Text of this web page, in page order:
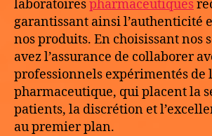
laboratoirespharmaceutiques
garantissant ainsi l’authenticité
nos produits. En choisissant nos
avez l’assurance de collaborer
professionnels expérimentés de
pharmaceutique, qui placent la
patients, la discrétion et
au premier plan.